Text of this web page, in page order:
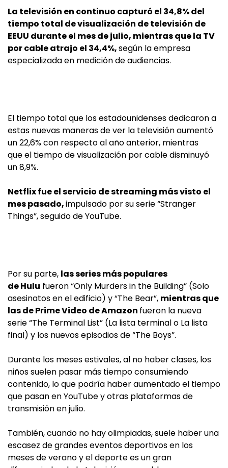
La televisión en continuo capturó el 34,8% del
tiempo total de visualización de televisión de
EEUU durante el mes de julio, mientras que la TV
por cable atrajo el 34,4%,según la empresa
especializada en medición de audiencias.
El tiempo total que los estadounidenses dedicaron a
estas nuevas maneras de ver la televisión aumentó
un 22,6% con respecto al año anterior, mientras
que el tiempo de visualización por cable disminuyó
un 8,9%.
Netflix fue el servicio de streaming más visto el
mes pasado,impulsado por su serie “Stranger
Things”, seguido de YouTube.
Por su parte, las series más populares
de Hulu fueron “Only Murders in the Building” (Solo
asesinatos en el edificio) y “The Bear”, mientras que
las de Prime Video de Amazon fueron la nueva
serie “The Terminal List” (La lista terminal o La lista
final) y los nuevos episodios de “The Boys”.
Durante los meses estivales, al no haber clases, los
niños suelen pasar más tiempo consumiendo
contenido, lo que podría haber aumentado el tiempo
que pasan en YouTube y otras plataformas de
transmisión en julio.
También, cuando no hay olimpiadas, suele haber una
escasez de grandes eventos deportivos en los
meses de verano y el deporte es un gran